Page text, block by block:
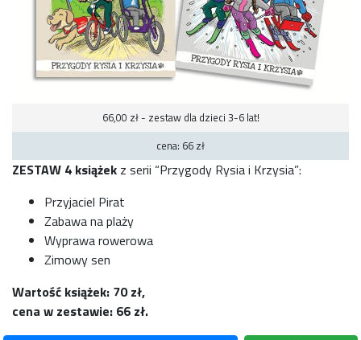
66,00 zł - zestaw dla dzieci 3-6 lat!
cena: 66 zł
ZESTAW 4 książek z serii “Przygody Rysia i Krzysia”:
Przyjaciel Pirat
Zabawa na plaży
Wyprawa rowerowa
Zimowy sen
Wartość książek: 70 zł,
cena w zestawie: 66 zł.